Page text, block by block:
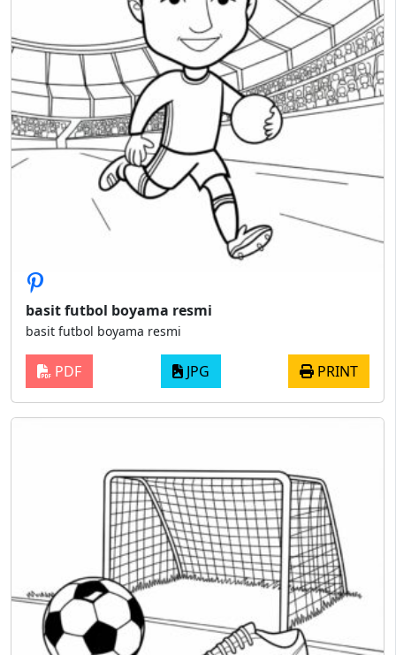
basit futbol boyama resmi
basit futbol boyama resmi
PDF JPG PRINT